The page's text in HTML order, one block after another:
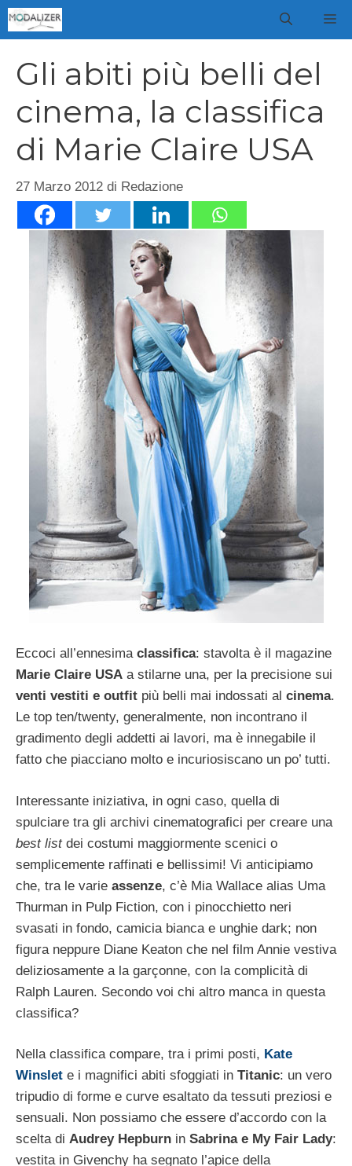
Vai
al
Gli abiti più belli del
cinema, la classifica
di Marie Claire USA
27 Marzo 2012 di Redazione
Eccoci all’ennesima classifica: stavolta è il magazine
Marie Claire USA a stilarne una, per la precisione sui
venti vestiti e outfit più belli mai indossati al cinema.
Le top ten/twenty, generalmente, non incontrano il
gradimento degli addetti ai lavori, ma è innegabile il
fatto che piacciano molto e incuriosiscano un po’ tutti.
Interessante iniziativa, in ogni caso, quella di
spulciare tra gli archivi cinematografici per creare una
best listdei costumi maggiormente scenici o
semplicemente raffinati e bellissimi! Vi anticipiamo
che, tra le varie assenze, c’è Mia Wallace alias Uma
Thurman in Pulp Fiction, con i pinocchietto neri
svasati in fondo, camicia bianca e unghie dark; non
figura neppure Diane Keaton che nel film Annie vestiva
deliziosamente a la garçonne, con la complicità di
Ralph Lauren. Secondo voi chi altro manca in questa
classifica?
Nella classifica compare, tra i primi posti, Kate
Winslet e i magnifici abiti sfoggiati in Titanic: un vero
tripudio di forme e curve esaltato da tessuti preziosi e
sensuali. Non possiamo che essere d’accordo con la
scelta di Audrey Hepburn in Sabrina e My Fair Lady:
vestita in Givenchy ha segnato l’apice della